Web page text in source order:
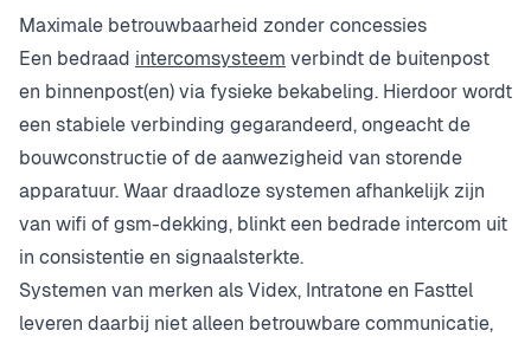
Maximale betrouwbaarheid zonder concessies
Een bedraad intercomsysteem verbindt de buitenpost
en binnenpost(en) via fysieke bekabeling. Hierdoor wordt
een stabiele verbinding gegarandeerd, ongeacht de
bouwconstructie of de aanwezigheid van storende
apparatuur. Waar draadloze systemen afhankelijk zijn
van wifi of gsm-dekking, blinkt een bedrade intercom uit
in consistentie en signaalsterkte.
Systemen van merken als Videx, Intratone en Fasttel
leveren daarbij niet alleen betrouwbare communicatie,